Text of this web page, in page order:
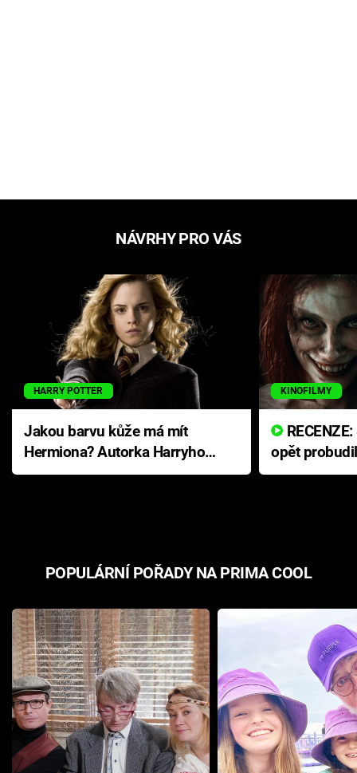
NÁVRHY PRO VÁS
HARRY POTTER
Jakou barvu kůže má mít
Hermiona? Autorka Harryho
Pottera přišla s ráznou
KINOFILMY
opět
přichází s
POPULÁRNÍ POŘADY NA PRIMA COOL